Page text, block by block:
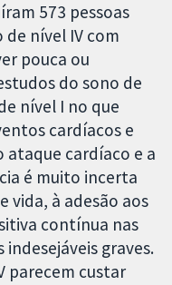
573 pessoas
nível IV com
pouca ou
do sono de
nível I no que
cardíacos e
ataque cardíaco e a
é muito incerta
vida, à adesão aos
contínua nas
graves.
parecem custar